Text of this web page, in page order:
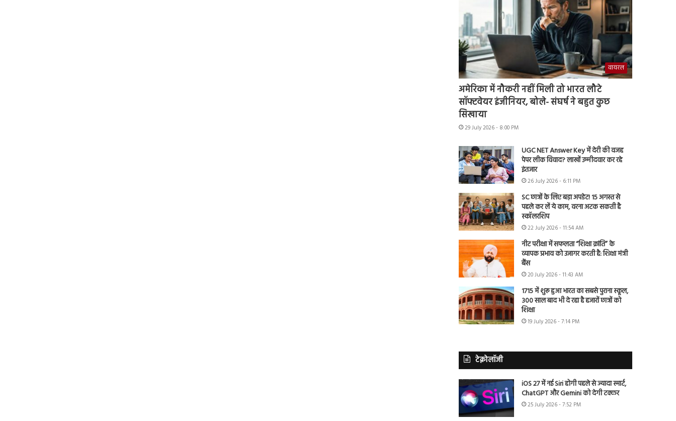
वायरल
अमेरिका में नौकरी नहीं मिली तो भारत लौटे
सॉफ्टवेयर इंजीनियर, बोले- संघर्ष ने बहुत कुछ
सिखाया
29 July 2026 - 8:00 PM
UGC NET Answer Key में देरी की वजह
पेपर लीक विवाद? लाखों उम्मीदवार कर रहे
इंतजार
26 July 2026 - 6:11 PM
SC छात्रों के लिए बड़ा अपडेट! 15 अगस्त से
पहले कर लें ये काम, वरना अटक सकती है
स्कॉलरशिप
22 July 2026 - 11:54 AM
नीट परीक्षा में सफलता “शिक्षा क्रांति” के
व्यापक प्रभाव को उजागर करती है: शिक्षा मंत्री
बैंस
20 July 2026 - 11:43 AM
1715 में शुरू हुआ भारत का सबसे पुराना स्कूल,
300 साल बाद भी दे रहा है हजारों छात्रों को
शिक्षा
19 July 2026 - 7:14 PM
टेक्नोलॉजी
iOS 27 में नई Siri होगी पहले से ज्यादा स्मार्ट,
ChatGPT और Gemini को देगी टक्कर
25 July 2026 - 7:52 PM